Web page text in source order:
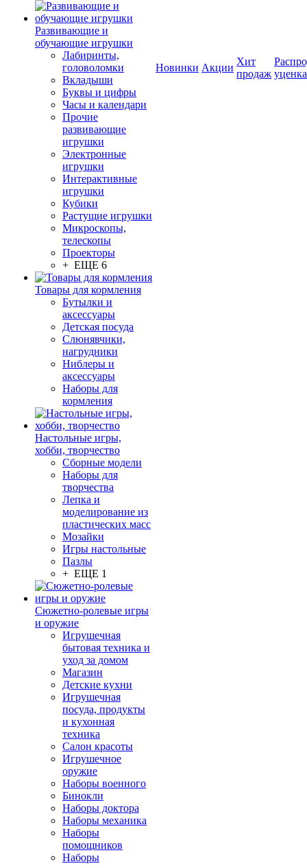
Развивающие и
обучающие игрушки
Лабиринты,
головоломки
Вкладыши
Буквы и цифры
Часы и календари
Прочие
развивающие
игрушки
Электронные
игрушки
Интерактивные
игрушки
Кубики
Растущие игрушки
Микроскопы,
телескопы
Проекторы
+ ЕЩЕ 6
Товары для кормления
Бутылки и
аксессуары
Детская посуда
Слюнявчики,
нагрудники
Ниблеры и
аксессуары
Наборы для
кормления
Настольные игры,
хобби, творчество
Сборные модели
Наборы для
творчества
Лепка и
моделирование из
пластических масс
Мозайки
Игры настольные
Пазлы
+ ЕЩЕ 1
Сюжетно-ролевые игры
и оружие
Игрушечная
бытовая техника и
уход за домом
Магазин
Детские кухни
Игрушечная
посуда, продукты
и кухонная
техника
Салон красоты
Игрушечное
оружие
Наборы военного
Бинокли
Наборы доктора
Наборы механика
Наборы
помощников
Наборы
Новинки Акции
Хит
продаж уценка